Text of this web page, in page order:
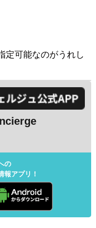
定可能なのがうれし
の
報アプリ！